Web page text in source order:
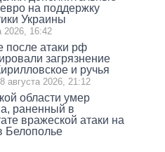
на поддержку
Украины
2026, 16:42
после атаки рф
загрязнение
и ручья
8 августа 2026, 21:12
области умер
раненный в
вражеской атаки на
Белополье